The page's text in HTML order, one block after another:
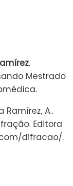
.
Mestrado
Ramírez, A..
Editora
difracao/.